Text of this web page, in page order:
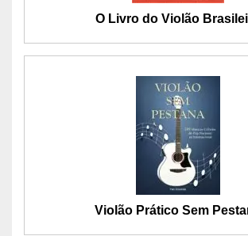
O Livro do Violão
Violão Prático Sem